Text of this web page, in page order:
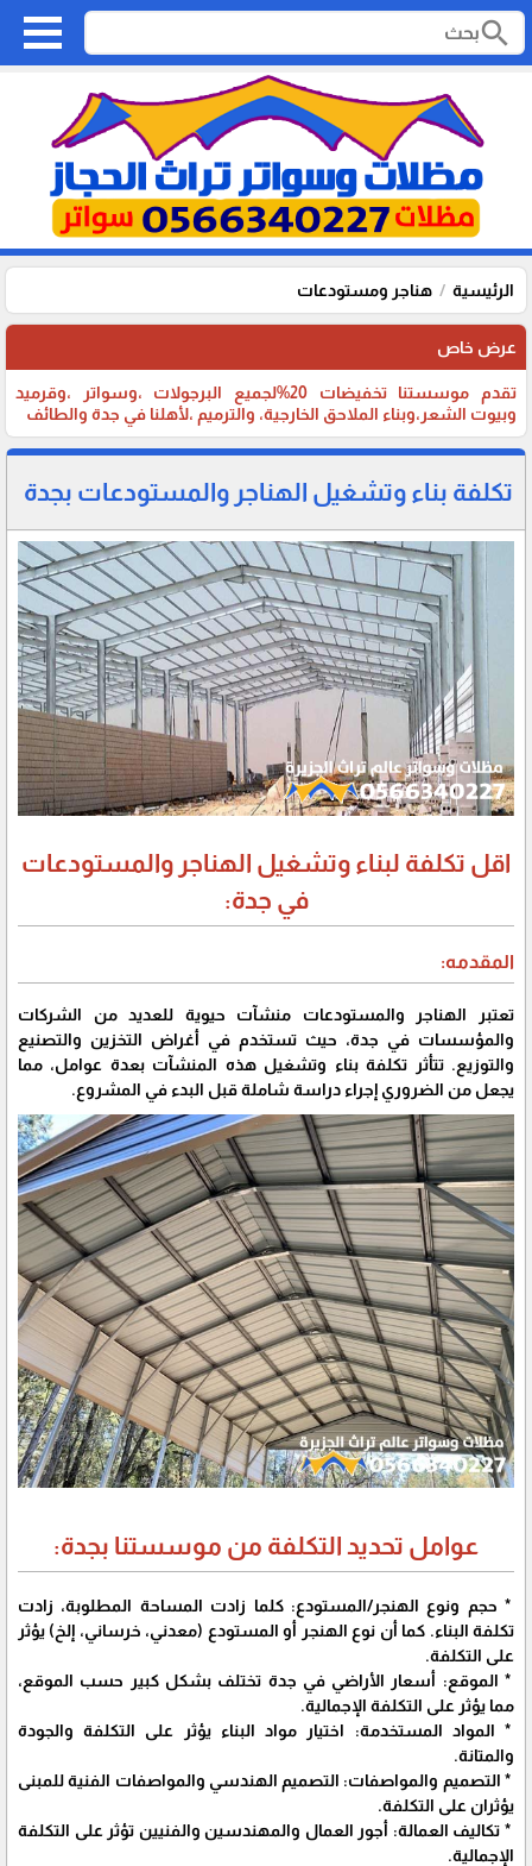
search
الرئيسية هناجر ومستودعات
عرض خاص
تقدم موسستنا تخفيضات 20%لجميع البرجولات ،وسواتر ،وقرميد
وبيوت الشعر،وبناء الملاحق الخارجية، والترميم ،لأهلنا في جدة والطائف
تكلفة بناء وتشغيل الهناجر والمستودعات بجدة
اقل تكلفة لبناء وتشغيل الهناجر والمستودعات
في جدة:
المقدمه:
تعتبر الهناجر والمستودعات منشآت حيوية للعديد من الشركات
والمؤسسات في جدة، حيث تستخدم في أغراض التخزين والتصنيع
والتوزيع. تتأثر تكلفة بناء وتشغيل هذه المنشآت بعدة عوامل، مما
يجعل من الضروري إجراء دراسة شاملة قبل البدء في المشروع.
عوامل تحديد التكلفة من موسستنا بجدة:
* حجم ونوع الهنجر/المستودع: كلما زادت المساحة المطلوبة، زادت
تكلفة البناء. كما أن نوع الهنجر أو المستودع (معدني، خرساني، إلخ) يؤثر
على التكلفة.
* الموقع: أسعار الأراضي في جدة تختلف بشكل كبير حسب الموقع،
مما يؤثر على التكلفة الإجمالية.
* المواد المستخدمة: اختيار مواد البناء يؤثر على التكلفة والجودة
والمتانة.
* التصميم والمواصفات: التصميم الهندسي والمواصفات الفنية للمبنى
يؤثران على التكلفة.
* تكاليف العمالة: أجور العمال والمهندسين والفنيين تؤثر على التكلفة
الإجمالية.